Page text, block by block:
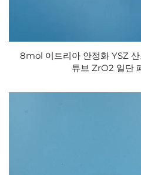
8mol 이트리아 안정화 YSZ
튜브 ZrO2 일단